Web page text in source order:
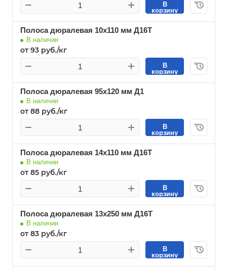
В
корзину
Полоса дюралевая 10х110 мм Д16Т
В наличии
от 93 руб./кг
В
корзину
Полоса дюралевая 95х120 мм Д1
В наличии
от 88 руб./кг
В
корзину
Полоса дюралевая 14х110 мм Д16Т
В наличии
от 85 руб./кг
В
корзину
Полоса дюралевая 13х250 мм Д16Т
В наличии
от 83 руб./кг
В
корзину